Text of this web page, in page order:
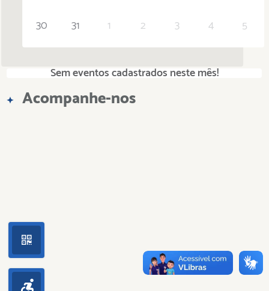
30
31 1 2 3 4 5
Sem eventos cadastrados neste mês!
Acompanhe-nos